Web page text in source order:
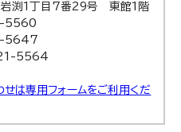
渕1丁目7番29号 東館1階
5560
5647
21-5564
は専用フォームをご利用くだ